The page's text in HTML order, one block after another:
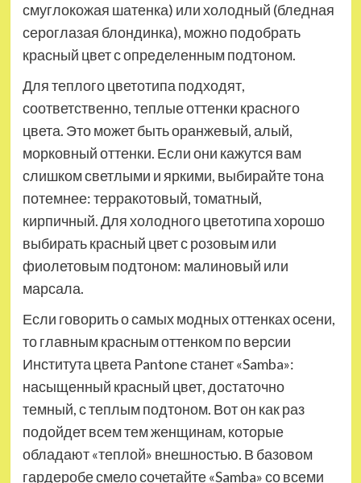
смуглокожая шатенка) или холодный (бледная
сероглазая блондинка), можно подобрать
красный цвет с определенным подтоном.
Для теплого цветотипа подходят,
соответственно, теплые оттенки красного
цвета. Это может быть оранжевый, алый,
морковный оттенки. Если они кажутся вам
слишком светлыми и яркими, выбирайте тона
потемнее: терракотовый, томатный,
кирпичный. Для холодного цветотипа хорошо
выбирать красный цвет с розовым или
фиолетовым подтоном: малиновый или
марсала.
Если говорить о самых модных оттенках осени,
то главным красным оттенком по версии
Института цвета Pantone станет «Samba»:
насыщенный красный цвет, достаточно
темный, с теплым подтоном. Вот он как раз
подойдет всем тем женщинам, которые
обладают «теплой» внешностью. В базовом
гардеробе смело сочетайте «Samba» со всеми